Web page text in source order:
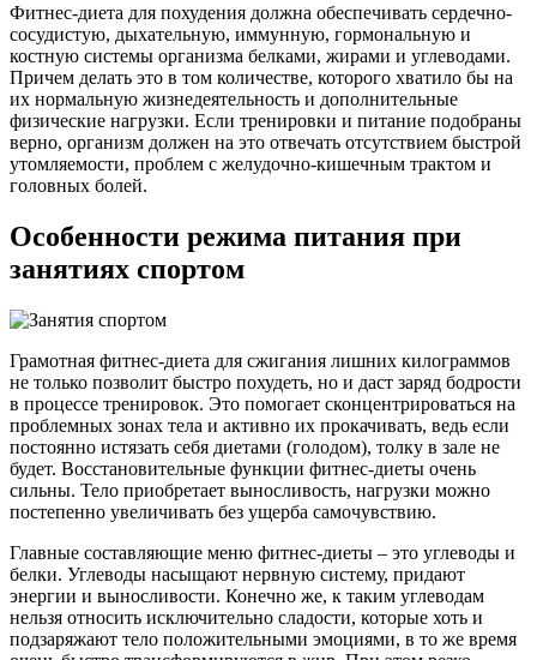
Фитнес-диета для похудения должна обеспечивать сердечно-
сосудистую, дыхательную, иммунную, гормональную и
костную системы организма белками, жирами и углеводами.
Причем делать это в том количестве, которого хватило бы на
их нормальную жизнедеятельность и дополнительные
физические нагрузки. Если тренировки и питание подобраны
верно, организм должен на это отвечать отсутствием быстрой
утомляемости, проблем с желудочно-кишечным трактом и
головных болей.
Особенности режима питания при
занятиях спортом
Грамотная фитнес-диета для сжигания лишних килограммов
не только позволит быстро похудеть, но и даст заряд бодрости
в процессе тренировок. Это помогает сконцентрироваться на
проблемных зонах тела и активно их прокачивать, ведь если
постоянно истязать себя диетами (голодом), толку в зале не
будет. Восстановительные функции фитнес-диеты очень
сильны. Тело приобретает выносливость, нагрузки можно
постепенно увеличивать без ущерба самочувствию.
Главные составляющие меню фитнес-диеты – это углеводы и
белки. Углеводы насыщают нервную систему, придают
энергии и выносливости. Конечно же, к таким углеводам
нельзя относить исключительно сладости, которые хоть и
подзаряжают тело положительными эмоциями, в то же время